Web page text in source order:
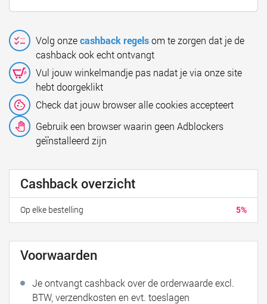
Volg onzecashback regelsom te zorgen dat je de
cashback ook echt ontvangt
Vul jouw winkelmandje pas nadat je via onze site
hebt doorgeklikt
Check dat jouw browser alle cookies accepteert
Gebruik een browser waarin geen Adblockers
geïnstalleerd zijn
Cashback overzicht
5%
Op elke bestelling
Voorwaarden
Je ontvangt cashback over de orderwaarde excl.
BTW, verzendkosten en evt. toeslagen